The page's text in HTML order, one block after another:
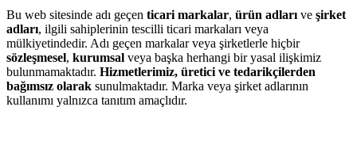
Bu web sitesinde adı geçen ticari markalar, ürün adları ve şirket
adları, ilgili sahiplerinin tescilli ticari markaları veya
mülkiyetindedir. Adı geçen markalar veya şirketlerle hiçbir
sözleşmesel, kurumsal veya başka herhangi bir yasal ilişkimiz
bulunmamaktadır. Hizmetlerimiz, üretici ve tedarikçilerden
bağımsız olarak sunulmaktadır. Marka veya şirket adlarının
kullanımı yalnızca tanıtım amaçlıdır.